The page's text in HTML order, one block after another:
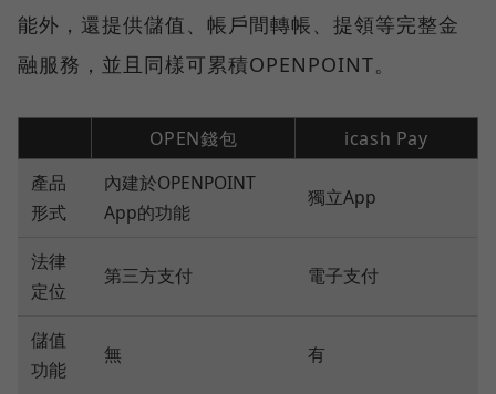
能外，還提供儲值、帳戶間轉帳、提領等完整金
融服務，並且同樣可累積OPENPOINT。
OPEN錢包
icash Pay
產品
形式
內建於OPENPOINT
App的功能
獨立App
法律
定位
第三方支付 電子支付
儲值
功能
無 有